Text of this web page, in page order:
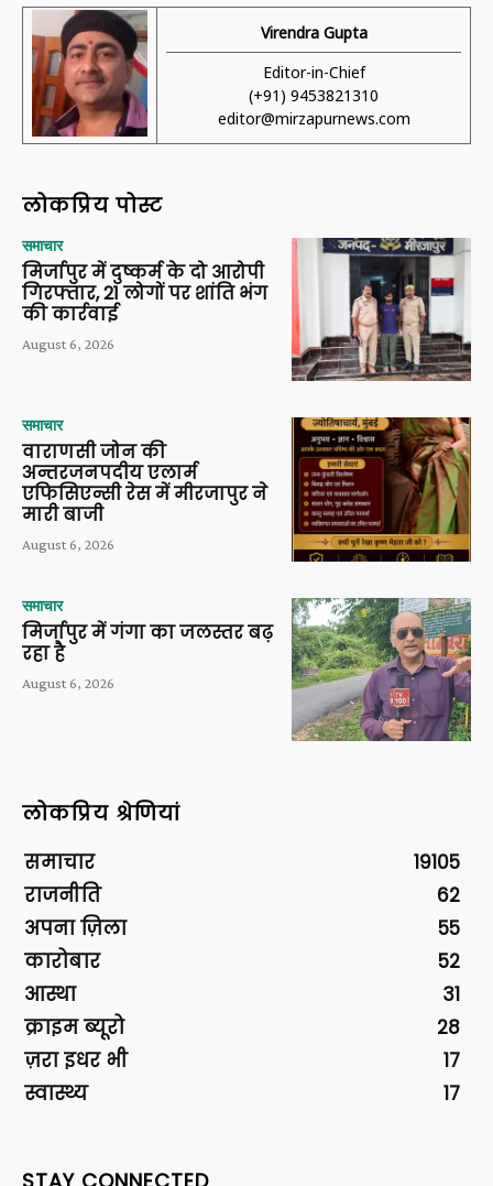
Virendra Gupta
Editor-in-Chief
(+91) 9453821310
editor@mirzapurnews.com
लोकप्रिय पोस्ट
समाचार
मिर्जापुर में दुष्कर्म के दो आरोपी
गिरफ्तार, 21 लोगों पर शांति भंग
की कार्रवाई
August 6, 2026
समाचार
वाराणसी जोन की
अन्तरजनपदीय एलार्म
एफिसिएन्सी रेस में मीरजापुर ने
मारी बाजी
August 6, 2026
समाचार
मिर्जापुर में गंगा का जलस्तर बढ़
रहा है
August 6, 2026
लोकप्रिय श्रेणियां
समाचार
19105
राजनीति
62
अपना ज़िला
55
कारोबार
52
आस्था
31
क्राइम ब्यूरो
28
ज़रा इधर भी
17
स्वास्थ्य
17